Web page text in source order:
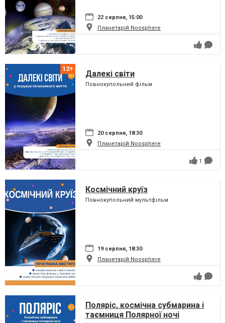
22 серпня, 15:00
Планетарій Noosphere
Далекі світи
Повнокупольний фільм
20 серпня, 18:30
Планетарій Noosphere
1
Космічний круїз
Повнокупольний мультфільм
19 серпня, 18:30
Планетарій Noosphere
Поляріс, космічна субмарина і
таємниця Полярної ночі